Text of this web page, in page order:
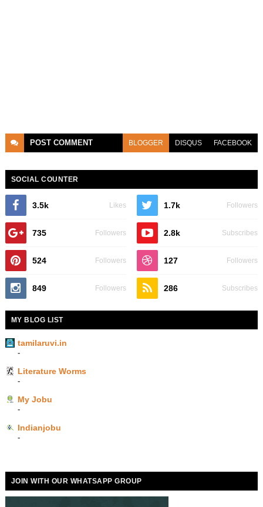
POST COMMENT BLOGGER DISQUS FACEBOOK
SOCIAL COUNTER
3.5k Likes 1.7k Followers
735 Followers 2.8k Subscribes
524 Followers 127 Followers
849 Followers 286 Subscribes
MY BLOG LIST
tamilaruvi.in
-
Literature Worms
-
My Jobu
-
Indianjobu
-
JOIN WITH OUR WHATSAPP GROUP